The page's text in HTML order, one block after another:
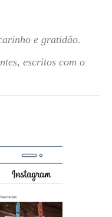
e gratidão.
escritos com o